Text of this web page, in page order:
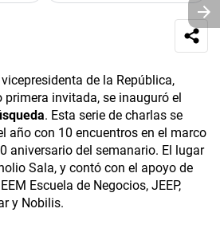
de la República,
invitada, se inauguró el
. Esta serie de charlas se
año con 10 encuentros en el marco
aniversario del semanario. El lugar
Sala, y contó con el apoyo de
Escuela de Negocios, JEEP,
y Nobilis.